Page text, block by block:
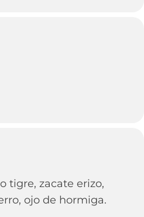
tigre, zacate erizo,
ojo de hormiga.